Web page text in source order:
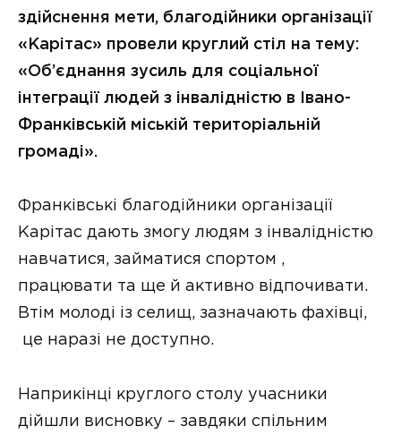
здійснення мети, благодійники організації
«Карітас» провели круглий стіл на тему:
«Об’єднання зусиль для соціальної
інтеграції людей з інвалідністю в Івано-
Франківській міській територіальній
громаді».
Франківські благодійники організації
Карітас дають змогу людям з інвалідністю
навчатися, займатися спортом ,
працювати та ще й активно відпочивати.
Втім молоді із селищ, зазначають фахівці,
це наразі не доступно.
Наприкінці круглого столу учасники
дійшли висновку – завдяки спільним